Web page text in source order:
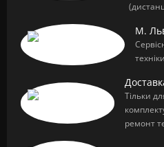
М.
техніки
Тільки
ремонт